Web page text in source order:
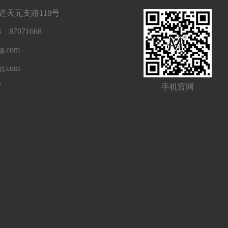
天元支路118号
87071668
手机官网